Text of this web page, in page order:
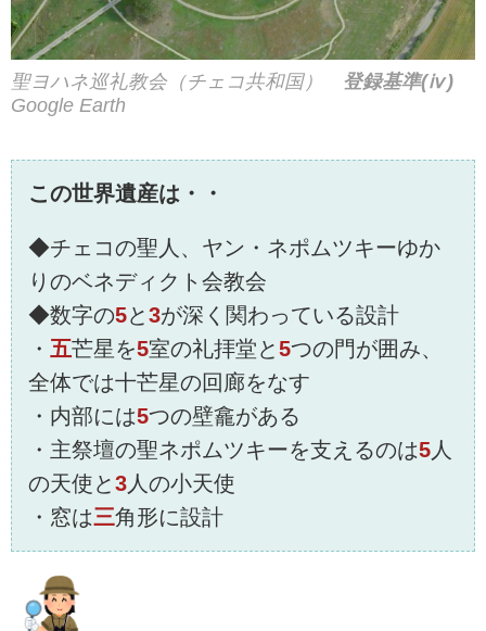
聖ヨハネ巡礼教会（チェコ共和国） 登録基準(ⅳ)
Google Earth
この世界遺産は・・
◆チェコの聖人、ヤン・ネポムツキーゆか
りのベネディクト会教会
◆数字の5と3が深く関わっている設計
・ 五芒星を5室の礼拝堂と5つの門が囲み、
全体では十芒星の回廊をなす
・内部には5つの壁龕がある
・主祭壇の聖ネポムツキーを支えるのは5人
の天使と3人の小天使
・窓は三角形に設計